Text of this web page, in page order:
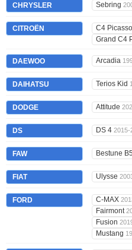
CHRYSLER Sebring
CITROËN C4 Picasso
Grand C4
DAEWOO Arcadia
DAIHATSU Terios Kid
DODGE Attitude
DS DS 4 2015-
FAW Bestune
FIAT Ulysse
FORD C-MAX
Fairmont
Fusion
Mustang